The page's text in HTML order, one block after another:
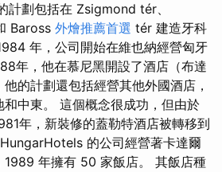
計劃包括在 Zsigmond tér、
Baross 外燴推薦首選 tér 建造牙科
年，公司開始在維也納經營匈牙
年，他在慕尼黑開設了酒店（布達
的計劃還包括經營其他外國酒店，
中東。 這個概念很成功，但由於
年，新裝修的蓋勒特酒店被轉移到
的公司經營著卡達爾
1989 年擁有 50 家飯店。 其飯店種